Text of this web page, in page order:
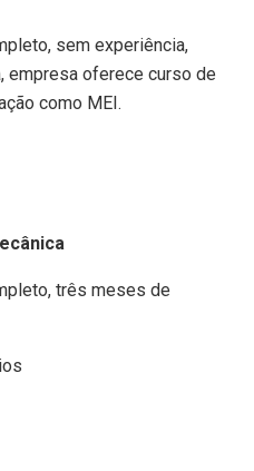
sem experiência,
empresa oferece curso de
como MEI.
três meses de